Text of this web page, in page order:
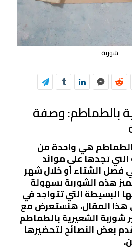
شوربة
بالطماطم: وصفة
هي واحدة من
التي تجدها على موائد
فصل الشتاء أو خلال شهر
هذه الشوربة بسهولة
البسيطة التي تتواجد في
المقال، هنستعرض مع
الشعيرية بالطماطم
بعض النصائح لتحضيرها